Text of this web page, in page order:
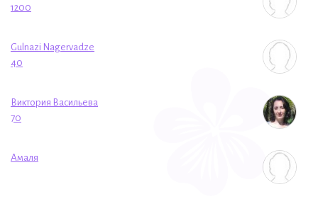
1200
Gulnazi Nagervadze
40
Виктория Васильева
70
Амаля